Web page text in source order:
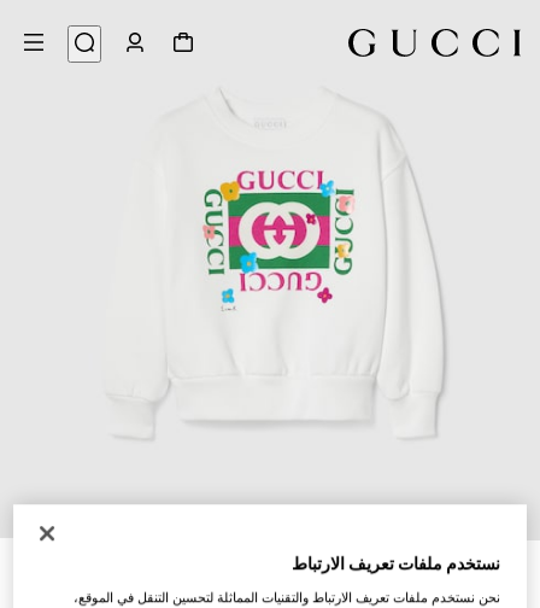
سويت شيرت من القطن مع طبعة للأطفال
نستخدم ملفات تعريف الارتباط
نحن نستخدم ملفات تعريف الارتباط والتقنيات المماثلة لتحسين التنقل في الموقع،